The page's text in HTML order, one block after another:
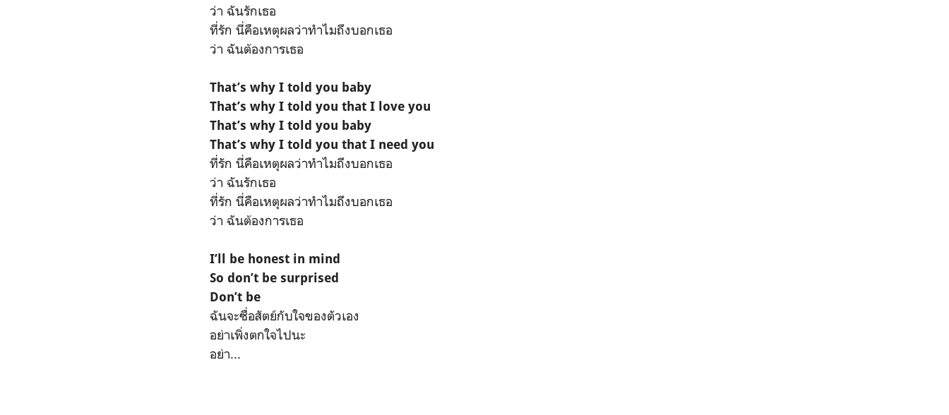
ว่า ฉันรักเธอ
ที่รัก นี่คือเหตุผลว่าทำไมถึงบอกเธอ
ว่า ฉันต้องการเธอ
That’s why I told you baby
That’s why I told you that I love you
That’s why I told you baby
That’s why I told you that I need you
ที่รัก นี่คือเหตุผลว่าทำไมถึงบอกเธอ
ว่า ฉันรักเธอ
ที่รัก นี่คือเหตุผลว่าทำไมถึงบอกเธอ
ว่า ฉันต้องการเธอ
I’ll be honest in mind
So don’t be surprised
Don’t be
ฉันจะซื่อสัตย์กับใจของตัวเอง
อย่าเพิ่งตกใจไปนะ
อย่า...